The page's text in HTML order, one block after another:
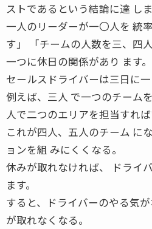
ストであるという結論に達 しま
一人のリーダーが一〇人を 統
す」 「チームの人数を三、四
一つに休日の関係があり ます。
セールスドライバーは三日に一
例えば、三人 で一つのチーム
人で二つのエリアを担当すれば
これが四人、五人のチーム に
ョンを組 みにくくなる。
休みが取れなければ、 ドライ
ます。
すると、ドライバーのやる気
が取れなくなる。